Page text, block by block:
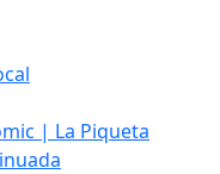
| La Piqueta